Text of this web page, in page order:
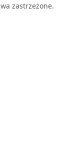
zastrzeżone.